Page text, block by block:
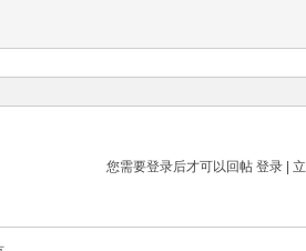
您需要登录后才可以回帖 登录|